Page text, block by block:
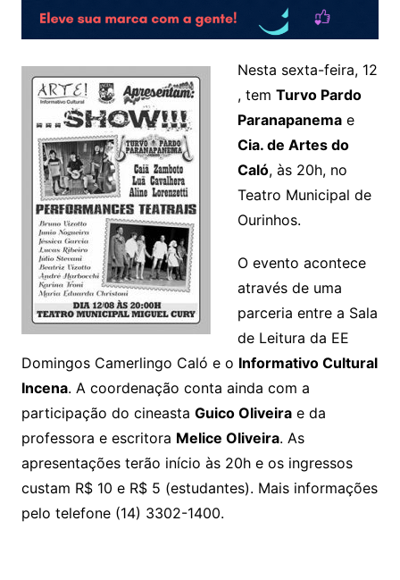
Nesta sexta-feira, 12
, tem Turvo Pardo
Paranapanemae
Cia. de Artes do
Caló, às 20h, no
Teatro Municipal de
Ourinhos.
O evento acontece
através de uma
parceria entre a Sala
de Leitura da EE
Domingos Camerlingo Caló e o Informativo Cultural
Incena. A coordenação conta ainda com a
participação do cineasta Guico Oliveirae da
professora e escritora Melice Oliveira. As
apresentações terão início às 20h e os ingressos
custam R$ 10 e R$ 5 (estudantes). Mais informações
pelo telefone (14) 3302-1400.